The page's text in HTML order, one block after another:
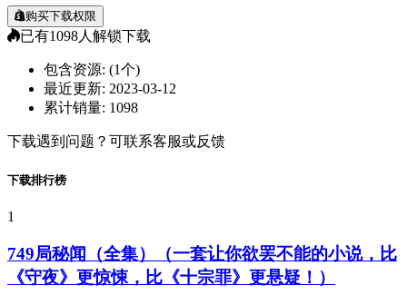
购买下载权限
已有1098人解锁下载
包含资源: (1个)
最近更新: 2023-03-12
累计销量: 1098
下载遇到问题？可联系客服或反馈
下载排行榜
1
749局秘闻（全集）（一套让你欲罢不能的小说，比
《守夜》更惊悚，比《十宗罪》更悬疑！）